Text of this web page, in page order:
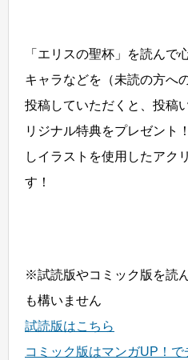
「エリスの聖杯」を読んで
キャラなどを（未読の方へ
投稿していただくと、投稿
リジナル特典をプレゼン
しイラストを使用したアク
す！
※試読版やコミック版を読
も構いません
試読版はこちら
コミック版はマンガUP！で